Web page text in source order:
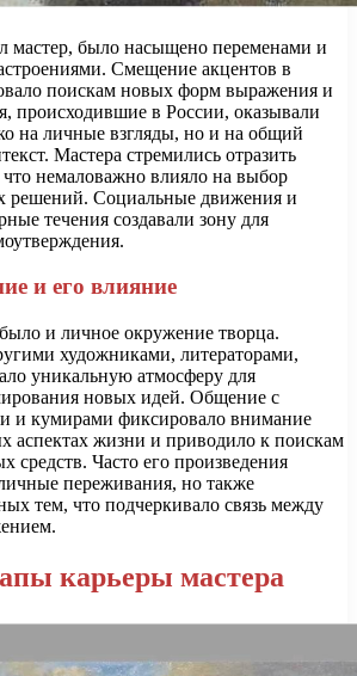
мастер, было насыщено переменами и
Смещение акцентов в
поискам новых форм выражения и
происходившие в России, оказывали
на личные взгляды, но и на общий
Мастера стремились отразить
немаловажно влиялo на выбор
решений. Социальные движения и
течения создавали зону для
и его влияние
и личное окружение творца.
художниками, литераторами,
уникальную атмосферу для
новых идей. Общение с
и кумирами фиксировало внимание
аспектах жизни и приводило к поискам
средств. Часто его произведения
переживания, но также
тем, что подчеркивало связь между
карьеры мастера